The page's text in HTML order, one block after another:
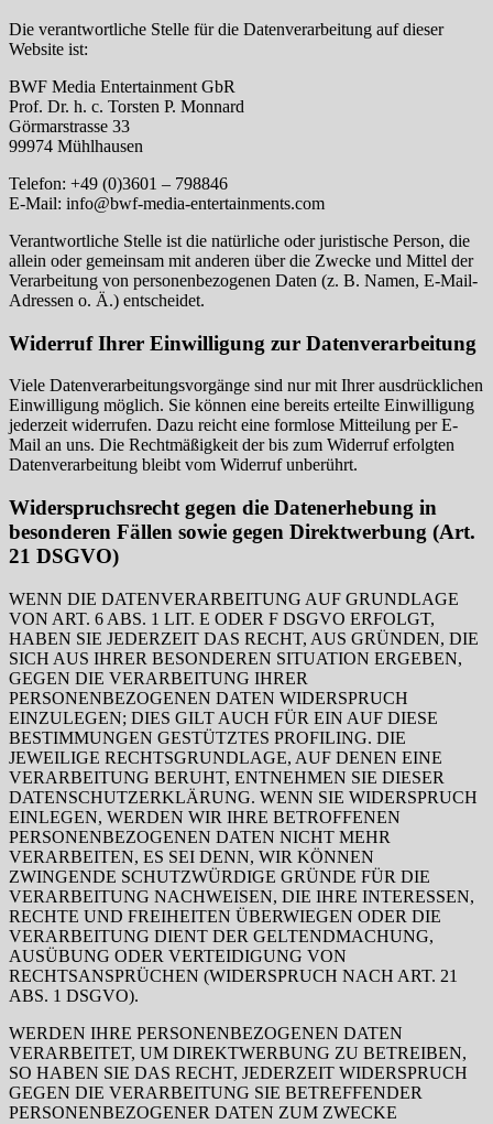
Die verantwortliche Stelle für die Datenverarbeitung auf dieser
Website ist:
BWF Media Entertainment GbR
Prof. Dr. h. c. Torsten P. Monnard
Görmarstrasse 33
99974 Mühlhausen
Telefon: +49 (0)3601 – 798846
E-Mail: info@bwf-media-entertainments.com
Verantwortliche Stelle ist die natürliche oder juristische Person, die
allein oder gemeinsam mit anderen über die Zwecke und Mittel der
Verarbeitung von personenbezogenen Daten (z. B. Namen, E-Mail-
Adressen o. Ä.) entscheidet.
Widerruf Ihrer Einwilligung zur Datenverarbeitung
Viele Datenverarbeitungsvorgänge sind nur mit Ihrer ausdrücklichen
Einwilligung möglich. Sie können eine bereits erteilte Einwilligung
jederzeit widerrufen. Dazu reicht eine formlose Mitteilung per E-
Mail an uns. Die Rechtmäßigkeit der bis zum Widerruf erfolgten
Datenverarbeitung bleibt vom Widerruf unberührt.
Widerspruchsrecht gegen die Datenerhebung in
besonderen Fällen sowie gegen Direktwerbung (Art.
21 DSGVO)
WENN DIE DATENVERARBEITUNG AUF GRUNDLAGE
VON ART. 6 ABS. 1 LIT. E ODER F DSGVO ERFOLGT,
HABEN SIE JEDERZEIT DAS RECHT, AUS GRÜNDEN, DIE
SICH AUS IHRER BESONDEREN SITUATION ERGEBEN,
GEGEN DIE VERARBEITUNG IHRER
PERSONENBEZOGENEN DATEN WIDERSPRUCH
EINZULEGEN; DIES GILT AUCH FÜR EIN AUF DIESE
BESTIMMUNGEN GESTÜTZTES PROFILING. DIE
JEWEILIGE RECHTSGRUNDLAGE, AUF DENEN EINE
VERARBEITUNG BERUHT, ENTNEHMEN SIE DIESER
DATENSCHUTZERKLÄRUNG. WENN SIE WIDERSPRUCH
EINLEGEN, WERDEN WIR IHRE BETROFFENEN
PERSONENBEZOGENEN DATEN NICHT MEHR
VERARBEITEN, ES SEI DENN, WIR KÖNNEN
ZWINGENDE SCHUTZWÜRDIGE GRÜNDE FÜR DIE
VERARBEITUNG NACHWEISEN, DIE IHRE INTERESSEN,
RECHTE UND FREIHEITEN ÜBERWIEGEN ODER DIE
VERARBEITUNG DIENT DER GELTENDMACHUNG,
AUSÜBUNG ODER VERTEIDIGUNG VON
RECHTSANSPRÜCHEN (WIDERSPRUCH NACH ART. 21
ABS. 1 DSGVO).
WERDEN IHRE PERSONENBEZOGENEN DATEN
VERARBEITET, UM DIREKTWERBUNG ZU BETREIBEN,
SO HABEN SIE DAS RECHT, JEDERZEIT WIDERSPRUCH
GEGEN DIE VERARBEITUNG SIE BETREFFENDER
PERSONENBEZOGENER DATEN ZUM ZWECKE